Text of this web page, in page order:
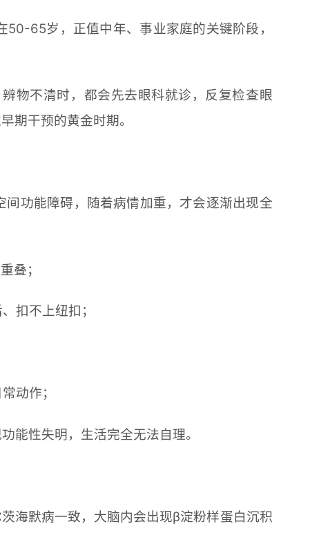
65岁，正值中年、事业家庭的关键阶段，
物不清时，都会先去眼科就诊，反复检查眼
期干预的黄金时期。
功能障碍，随着病情加重，才会逐渐出现全
叠；
扣不上纽扣；
动作；
能性失明，生活完全无法自理。
海默病一致，大脑内会出现β淀粉样蛋白沉积